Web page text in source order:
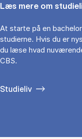
Læs mere om
At starte på en
studierne. Hvis du er
du læse hvad
CBS.
Studieliv